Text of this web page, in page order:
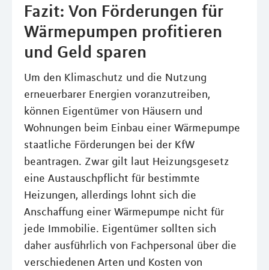
Fazit: Von Förderungen für
Wärmepumpen profitieren
und Geld sparen
Um den Klimaschutz und die Nutzung
erneuerbarer Energien voranzutreiben,
können Eigentümer von Häusern und
Wohnungen beim Einbau einer Wärmepumpe
staatliche Förderungen bei der KfW
beantragen. Zwar gilt laut Heizungsgesetz
eine Austauschpflicht für bestimmte
Heizungen, allerdings lohnt sich die
Anschaffung einer Wärmepumpe nicht für
jede Immobilie. Eigentümer sollten sich
daher ausführlich von Fachpersonal über die
verschiedenen Arten und Kosten von